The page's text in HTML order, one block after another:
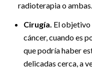
radioterapia o ambas.
Cirugía. El objetivo
cáncer, cuando es
que podría haber
delicadas cerca, a